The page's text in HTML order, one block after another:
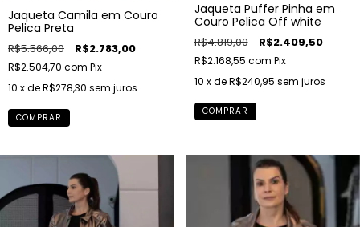
Jaqueta Camila em Couro
Pelica Preta
R$5.566,00 R$2.783,00
R$2.504,70 com Pix
10 x deR$278,30 sem juros
COMPRAR
Jaqueta Puffer Pinha em
Couro Pelica Off white
R$4.819,00 R$2.409,50
R$2.168,55 com Pix
10 x deR$240,95 sem juros
COMPRAR